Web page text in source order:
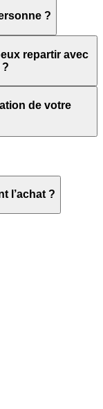
?
repartir avec
?
de votre
l’achat ?